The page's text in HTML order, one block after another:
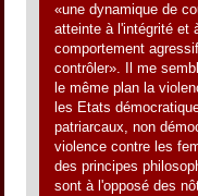
«une dynamique de
atteinte à l'intégrité et
comportement
contrôler». Il me
le même plan la
les Etats
patriarcaux, non
violence contre les
des principes
sont à l'opposé des